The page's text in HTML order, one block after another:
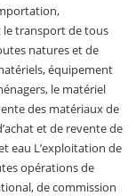
le transport de tous
natures et de
équipement
le matériel
des matériaux de
et de revente de
eau L’exploitation de
opérations de
de commission